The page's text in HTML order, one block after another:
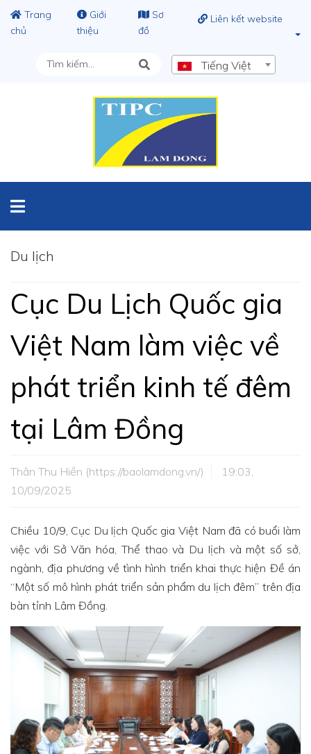
Trang
chủ
Giới
thiệu
Sơ
đồ
Liên kết website
Tiếng Việt
Du lịch
Cục Du Lịch Quốc gia
Việt Nam làm việc về
phát triển kinh tế đêm
tại Lâm Đồng
Thân Thu Hiền (https://baolamdong.vn/)
19:03,
10/09/2025
Chiều 10/9, Cục Du lịch Quốc gia Việt Nam đã có buổi làm
việc với Sở Văn hóa, Thể thao và Du lịch và một số sở,
ngành, địa phương về tình hình triển khai thực hiện Đề án
“Một số mô hình phát triển sản phẩm du lịch đêm” trên địa
bàn tỉnh Lâm Đồng.